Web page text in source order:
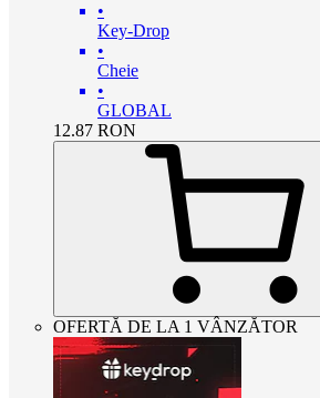
•
Key-Drop
•
Cheie
•
GLOBAL
12.87 RON
OFERTĂ DE LA 1 VÂNZĂTOR